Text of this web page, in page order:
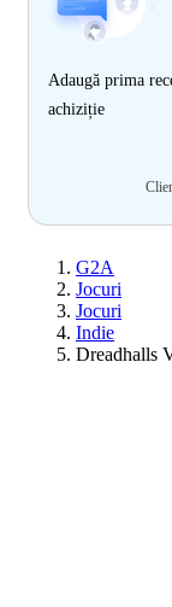
Adaugă prima
achiziție
G2A
Jocuri
Jocuri
Indie
Dreadhalls